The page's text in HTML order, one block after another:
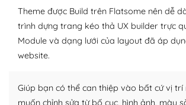
Cộng đồng sử dụng WordPress sẵn
– Đa dạng plugin và themes
nhiều plugin trả phí hoặc miễn phí.
Theme được Build trên Flatsome nên dễ
trình dựng trang kéo thả UX builder trực
Module và dạng lưới của layout đã áp
website.
Giúp bạn có thể can thiệp vào bất cứ vị
muốn chỉnh sửa từ bố cục, hình ảnh, màu